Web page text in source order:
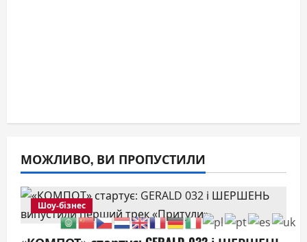
МОЖЛИВО, ВИ ПРОПУСТИЛИ
Шоу-бізнес